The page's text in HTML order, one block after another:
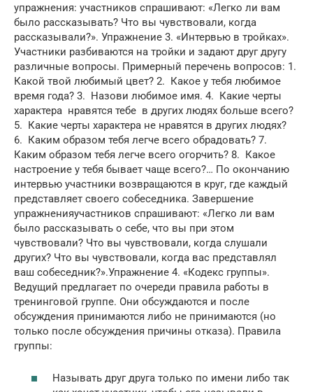
упражнения: участников спрашивают: «Легко ли вам
было рассказывать? Что вы чувствовали, когда
рассказывали?». Упражнение 3. «Интервью в тройках».
Участники разбиваются на тройки и задают друг другу
различные вопросы. Примерный перечень вопросов: 1.
Какой твой любимый цвет? 2. Какое у тебя любимое
время года? 3. Назови любимое имя. 4. Какие черты
характера нравятся тебе в других людях больше всего?
5. Какие черты характера не нравятся в других людях?
6. Каким образом тебя легче всего обрадовать? 7.
Каким образом тебя легче всего огорчить? 8. Какое
настроение у тебя бывает чаще всего?… По окончанию
интервью участники возвращаются в круг, где каждый
представляет своего собеседника. Завершение
упражненияучастников спрашивают: «Легко ли вам
было рассказывать о себе, что вы при этом
чувствовали? Что вы чувствовали, когда слушали
других? Что вы чувствовали, когда вас представлял
ваш собеседник?».Упражнение 4. «Кодекс группы».
Ведущий предлагает по очереди правила работы в
тренинговой группе. Они обсуждаются и после
обсуждения принимаются либо не принимаются (но
только после обсуждения причины отказа). Правила
группы:
Называть друг друга только по имени либо так